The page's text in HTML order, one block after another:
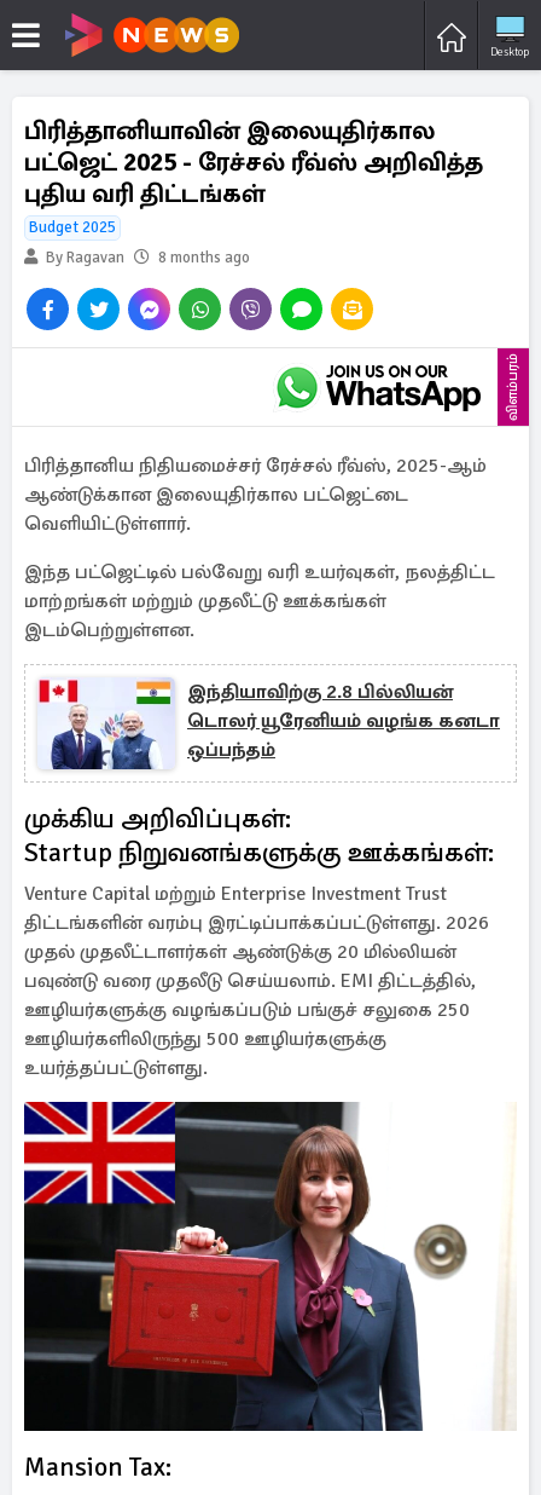
Desktop
பிரித்தானியாவின் இலையுதிர்கால
பட்ஜெட் 2025 - ரேச்சல் ரீவ்ஸ் அறிவித்த
புதிய வரி திட்டங்கள்
Budget 2025
By Ragavan
8 months ago
விளம்பரம்
பிரித்தானிய நிதியமைச்சர் ரேச்சல் ரீவ்ஸ், 2025-ஆம்
ஆண்டுக்கான இலையுதிர்கால பட்ஜெட்டை
வெளியிட்டுள்ளார்.
இந்த பட்ஜெட்டில் பல்வேறு வரி உயர்வுகள், நலத்திட்ட
மாற்றங்கள் மற்றும் முதலீட்டு ஊக்கங்கள்
இடம்பெற்றுள்ளன.
இந்தியாவிற்கு 2.8 பில்லியன்
டொலர் யூரேனியம் வழங்க கனடா
ஒப்பந்தம்
முக்கிய அறிவிப்புகள்:
Startup நிறுவனங்களுக்கு ஊக்கங்கள்:
Venture Capital மற்றும் Enterprise Investment Trust
திட்டங்களின் வரம்பு இரட்டிப்பாக்கப்பட்டுள்ளது. 2026
முதல் முதலீட்டாளர்கள் ஆண்டுக்கு 20 மில்லியன்
பவுண்டு வரை முதலீடு செய்யலாம். EMI திட்டத்தில்,
ஊழியர்களுக்கு வழங்கப்படும் பங்குச் சலுகை 250
ஊழியர்களிலிருந்து 500 ஊழியர்களுக்கு
உயர்த்தப்பட்டுள்ளது.
Mansion Tax: